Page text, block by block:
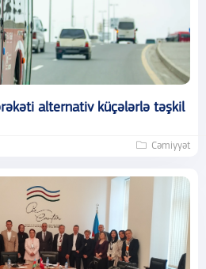
alternativ küçələrlə təşkil
Cəmiyyət